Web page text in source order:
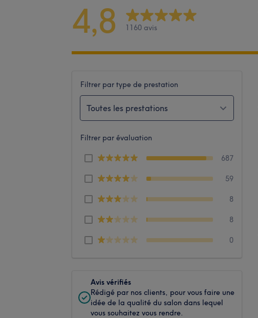
4,8 1160 avis
Filtrer par type de prestation
Toutes les prestations
Filtrer par évaluation
687
59
8
8
0
Avis vérifiés
Rédigé par nos clients, pour vous faire une
idée de la qualité du salon dans lequel
vous souhaitez vous rendre.